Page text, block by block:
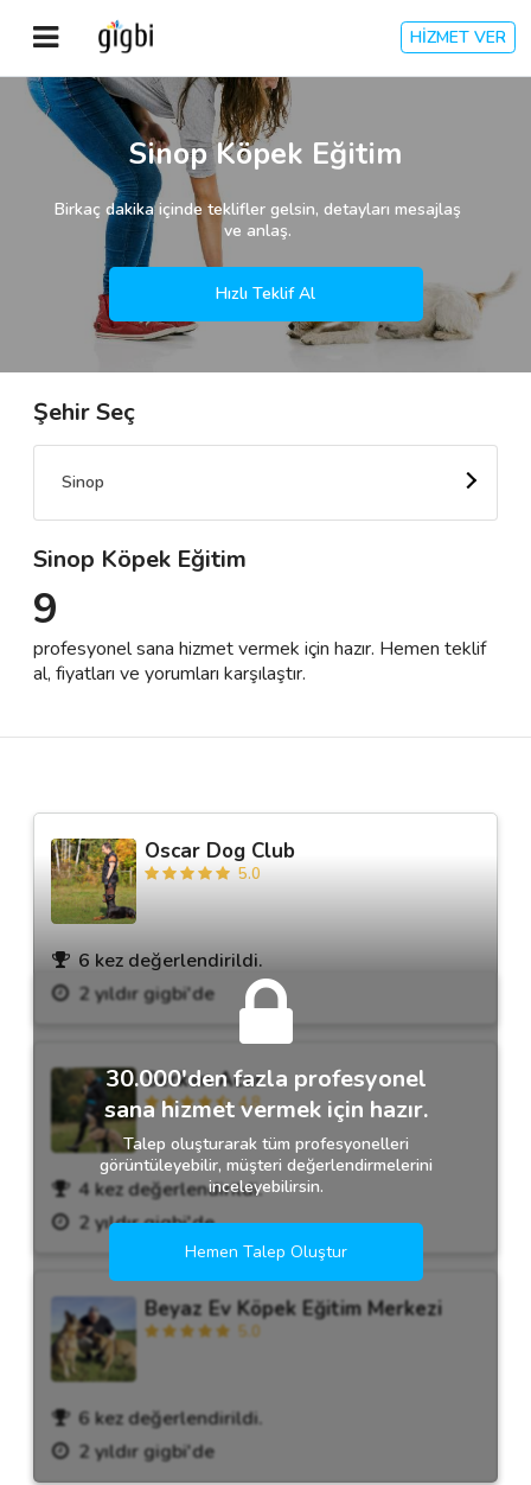
HİZMET VER
Anasayfa
Giriş Yap
Kayıt Ol
Kategoriler
🎈 Biz Kimiz?
🌟 Müşteri Değerlendirmeleri
Destek
İletişim
Sinop Köpek Eğitim
Birkaç dakika içinde teklifler gelsin, detayları mesajlaş
ve anlaş.
Hızlı Teklif Al
Şehir Seç
Sinop
Sinop Köpek Eğitim
9
profesyonel sana hizmet vermek için hazır. Hemen teklif
al, fiyatları ve yorumları karşılaştır.
Oscar Dog Club
5.0
6 kez değerlendirildi.
2 yıldır gigbi'de
Serkan Acar
4.8
4 kez değerlendirildi.
2 yıldır gigbi'de
Beyaz Ev Köpek Eğitim Merkezi
5.0
6 kez değerlendirildi.
2 yıldır gigbi'de
30.000'den fazla profesyonel
sana hizmet vermek için hazır.
Talep oluşturarak tüm profesyonelleri
görüntüleyebilir, müşteri değerlendirmelerini
inceleyebilirsin.
Hemen Talep Oluştur